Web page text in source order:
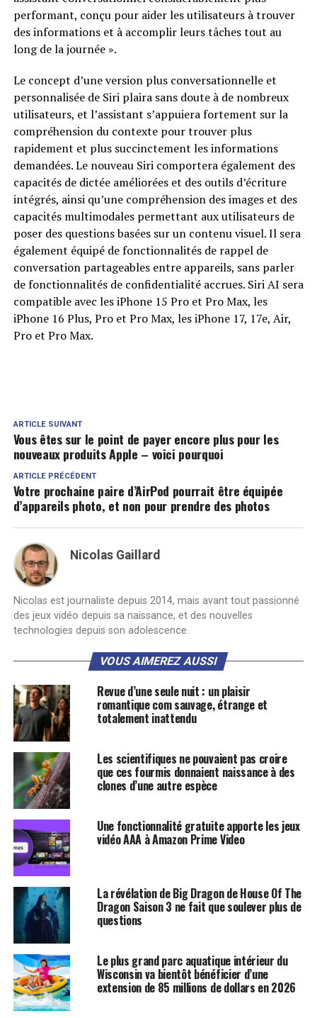
performant, conçu pour aider les utilisateurs à trouver
des informations et à accomplir leurs tâches tout au
long de la journée ».
Le concept d’une version plus conversationnelle et
personnalisée de Siri plaira sans doute à de nombreux
utilisateurs, et l’assistant s’appuiera fortement sur la
compréhension du contexte pour trouver plus
rapidement et plus succinctement les informations
demandées. Le nouveau Siri comportera également des
capacités de dictée améliorées et des outils d’écriture
intégrés, ainsi qu’une compréhension des images et des
capacités multimodales permettant aux utilisateurs de
poser des questions basées sur un contenu visuel. Il sera
également équipé de fonctionnalités de rappel de
conversation partageables entre appareils, sans parler
de fonctionnalités de confidentialité accrues. Siri AI sera
compatible avec les iPhone 15 Pro et Pro Max, les
iPhone 16 Plus, Pro et Pro Max, les iPhone 17, 17e, Air,
Pro et Pro Max.
ARTICLE SUIVANT
Vous êtes sur le point de payer encore plus pour les
nouveaux produits Apple – voici pourquoi
ARTICLE PRÉCÉDENT
Votre prochaine paire d’AirPod pourrait être équipée
d’appareils photo, et non pour prendre des photos
Nicolas Gaillard
Nicolas est journaliste depuis 2014, mais avant tout passionné
des jeux vidéo depuis sa naissance, et des nouvelles
technologies depuis son adolescence.
VOUS AIMEREZ AUSSI
Revue d’une seule nuit : un plaisir
romantique com sauvage, étrange et
totalement inattendu
Les scientifiques ne pouvaient pas croire
que ces fourmis donnaient naissance à des
clones d’une autre espèce
Une fonctionnalité gratuite apporte les jeux
vidéo AAA à Amazon Prime Video
La révélation de Big Dragon de House Of The
Dragon Saison 3 ne fait que soulever plus de
questions
Le plus grand parc aquatique intérieur du
Wisconsin va bientôt bénéficier d’une
extension de 85 millions de dollars en 2026